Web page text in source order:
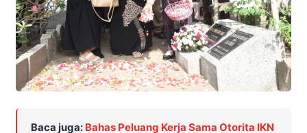
Baca juga: Bahas Peluang Kerja Sama Otorita IKN